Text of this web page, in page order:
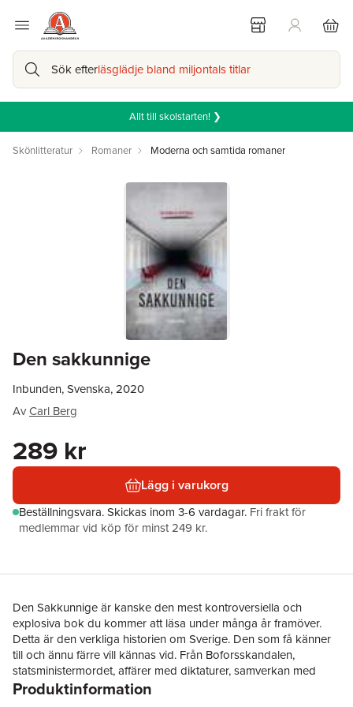
Sök efterläsglädje bland miljontals titlar
Allt till skolstarten! ❯
Skönlitteratur Romaner Moderna och samtida romaner
Den sakkunnige
Inbunden, Svenska, 2020
AvCarl Berg
289 kr
Lägg i varukorg
Beställningsvara.Skickas inom 3-6 vardagar. Fri frakt för
medlemmar vid köp för minst 249 kr.
Den Sakkunnige är kanske den mest kontroversiella och
explosiva bok du kommer att läsa under många år framöver.
Detta är den verkliga historien om Sverige. Den som få känner
till och ännu färre vill kännas vid. Från Boforsskandalen,
statsministermordet, affärer med diktaturer, samverkan med
supermakters underrättelsetjänster, och inte minst våra egna
Produktinformation